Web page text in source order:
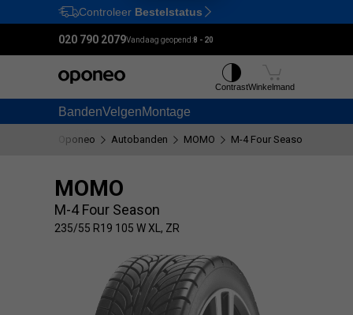
Ctrl M
Controleer Bestelstatus
020 790 2079Vandaag geopend:8 - 20
BandenVelgenMontage
ContrastWinkelmand
Oponeo Autobanden MOMO M-4 Four Season
MOMO
M-4 Four Season
235/55 R19 105 W XL, ZR